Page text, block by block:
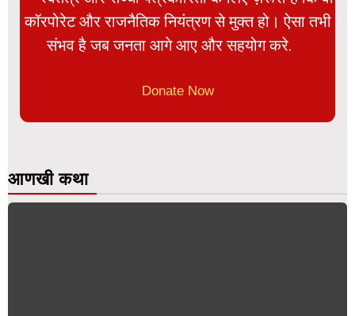
कॉरपोरेट और राजनैतिक नियंत्रण से मुक्त हो। ऐसा तभी
संभव है जब जनता आगे आए और सहयोग करे.
Donate Now
आणखी कथा